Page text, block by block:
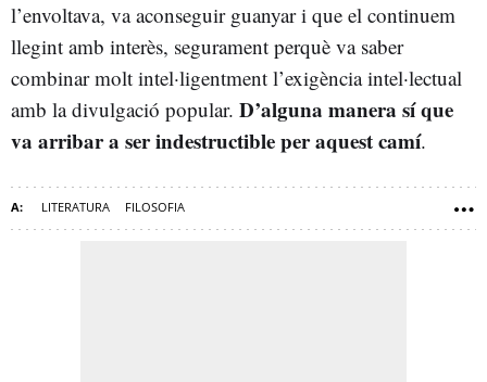
l’envoltava, va aconseguir guanyar i que el continuem
llegint amb interès, segurament perquè va saber
combinar molt intel·ligentment l’exigència intel·lectual
amb la divulgació popular. D’alguna manera sí que
va arribar a ser indestructible per aquest camí.
LITERATURA FILOSOFIA